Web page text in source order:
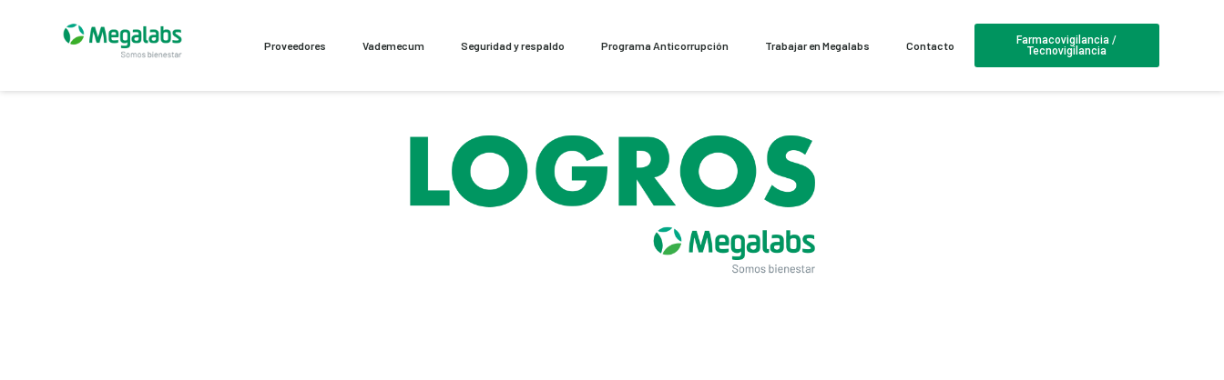
Proveedores Vademecum Seguridad y respaldo Programa Anticorrupción Trabajar en Megalabs Contacto
Farmacovigilancia /
Tecnovigilancia